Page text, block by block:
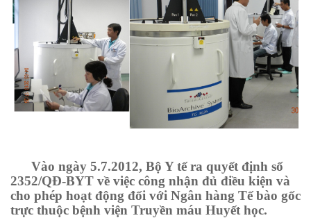
Vào ngày 5.7.2012, Bộ Y tế ra quyết định số
2352/QĐ-BYT về việc công nhận đủ điều kiện và
cho phép hoạt động đối với Ngân hàng Tế bào gốc
trực thuộc bệnh viện Truyền máu Huyết học.